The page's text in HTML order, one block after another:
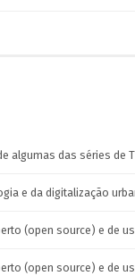
algumas das séries de
e da digitalização
(open source) e de
(open source) e de